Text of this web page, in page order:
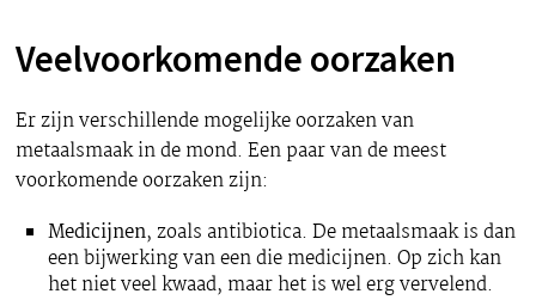
Veelvoorkomende oorzaken
Er zijn verschillende mogelijke oorzaken van
metaalsmaak in de mond. Een paar van de meest
voorkomende oorzaken zijn:
Medicijnen, zoals antibiotica. De metaalsmaak is dan
een bijwerking van een die medicijnen. Op zich kan
het niet veel kwaad, maar het is wel erg vervelend.